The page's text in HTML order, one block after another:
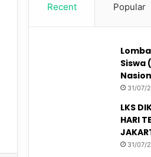
Recent Popular
Siswa
31/07/
LKS
HARI
31/07/